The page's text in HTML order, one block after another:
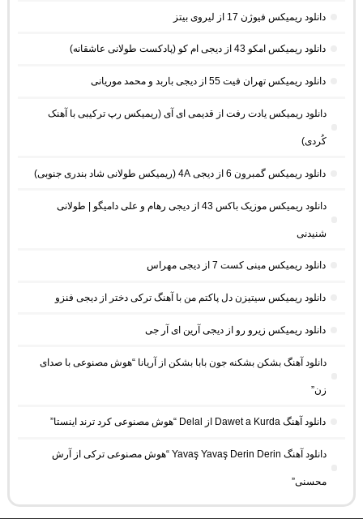
دانلود ریمیکس فیوژن 17 از لیروی بیتز
دانلود ریمیکس امکو 43 از دیجی ام کو (پادکست طولانی عاشقانه)
دانلود ریمیکس تهران فیت 55 از دیجی باربد و محمد موریانی
دانلود ریمیکس یادت رفت از قدیمی ای آی (ریمیکس رپ ترکیبی با آهنک
کُردی)
دانلود ریمیکس گمبرون 6 از دیجی 4A (ریمیکس طولانی شاد بندری جنوبی)
دانلود ریمیکس موزیک باکس 43 از دیجی رهام و علی دامیگو | طولانی
شنیدنی
دانلود ریمیکس مینی کست 7 از دیجی مهراس
دانلود ریمیکس سیتیزن دل پاکتم من با آهنگ ترکی دختر از دیجی فنزو
دانلود ریمیکس زیرو رو از دیجی آرین ای آر جی
دانلود آهنگ بشکن بشکنه جون بابا بشکن از آریانا “هوش مصنوعی با صدای
زن”
دانلود آهنگ Dawet a Kurda از Delal “هوش مصنوعی کرد ترند اینستا”
دانلود آهنگ Yavaş Yavaş Derin Derin “هوش مصنوعی ترکی از آرش
محسنی”